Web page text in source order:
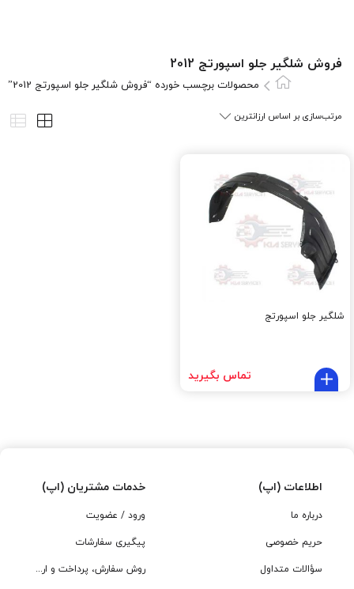
فروش شلگیر جلو اسپورتج 2012
محصولات برچسب خورده “فروش شلگیر جلو اسپورتج 2012”
شلگیر جلو اسپورتج
تماس بگیرید
اطلاعات (اپ)
درباره ما
حریم خصوصی
سؤالات متداول
خدمات مشتریان (اپ)
ورود / عضویت
پیگیری سفارشات
روش سفارش، پرداخت و ارسال